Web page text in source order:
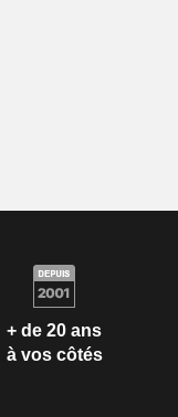
+ de 20 ans
à vos côtés